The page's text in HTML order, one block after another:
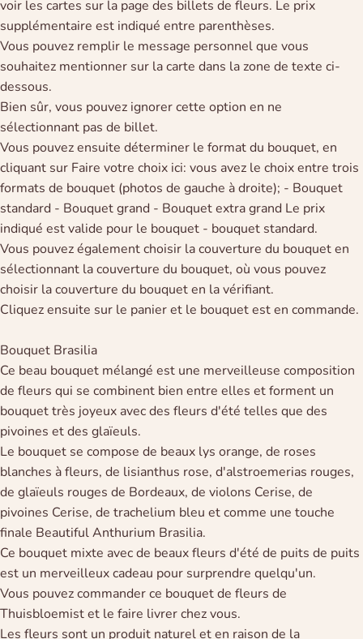
voir les cartes sur la page des billets de fleurs. Le prix
supplémentaire est indiqué entre parenthèses.
Vous pouvez remplir le message personnel que vous
souhaitez mentionner sur la carte dans la zone de texte ci-
dessous.
Bien sûr, vous pouvez ignorer cette option en ne
sélectionnant pas de billet.
Vous pouvez ensuite déterminer le format du bouquet, en
cliquant sur Faire votre choix ici: vous avez le choix entre trois
formats de bouquet (photos de gauche à droite); - Bouquet
standard - Bouquet grand - Bouquet extra grand Le prix
indiqué est valide pour le bouquet - bouquet standard.
Vous pouvez également choisir la couverture du bouquet en
sélectionnant la couverture du bouquet, où vous pouvez
choisir la couverture du bouquet en la vérifiant.
Cliquez ensuite sur le panier et le bouquet est en commande.
Bouquet Brasilia
Ce beau bouquet mélangé est une merveilleuse composition
de fleurs qui se combinent bien entre elles et forment un
bouquet très joyeux avec des fleurs d'été telles que des
pivoines et des glaïeuls.
Le bouquet se compose de beaux lys orange, de roses
blanches à fleurs, de lisianthus rose, d'alstroemerias rouges,
de glaïeuls rouges de Bordeaux, de violons Cerise, de
pivoines Cerise, de trachelium bleu et comme une touche
finale Beautiful Anthurium Brasilia.
Ce bouquet mixte avec de beaux fleurs d'été de puits de puits
est un merveilleux cadeau pour surprendre quelqu'un.
Vous pouvez commander ce bouquet de fleurs de
Thuisbloemist et le faire livrer chez vous.
Les fleurs sont un produit naturel et en raison de la